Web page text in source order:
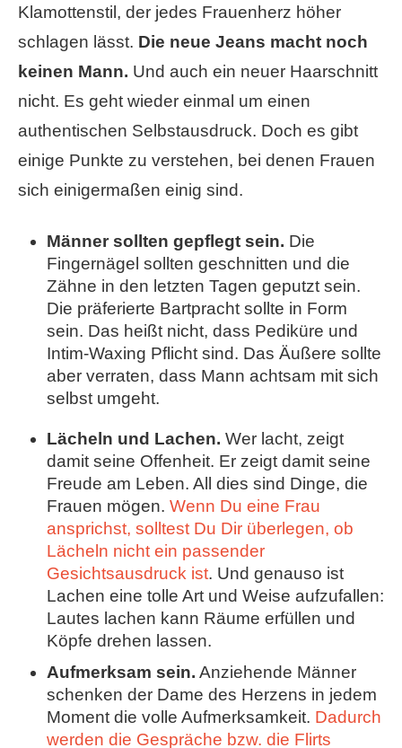
Klamottenstil, der jedes Frauenherz höher
schlagen lässt. Die neue Jeans macht noch
keinen Mann. Und auch ein neuer Haarschnitt
nicht. Es geht wieder einmal um einen
authentischen Selbstausdruck. Doch es gibt
einige Punkte zu verstehen, bei denen Frauen
sich einigermaßen einig sind.
Männer sollten gepflegt sein. Die
Fingernägel sollten geschnitten und die
Zähne in den letzten Tagen geputzt sein.
Die präferierte Bartpracht sollte in Form
sein. Das heißt nicht, dass Pediküre und
Intim-Waxing Pflicht sind. Das Äußere sollte
aber verraten, dass Mann achtsam mit sich
selbst umgeht.
Lächeln und Lachen. Wer lacht, zeigt
damit seine Offenheit. Er zeigt damit seine
Freude am Leben. All dies sind Dinge, die
Frauen mögen. Wenn Du eine Frau
ansprichst, solltest Du Dir überlegen, ob
Lächeln nicht ein passender
Gesichtsausdruck ist. Und genauso ist
Lachen eine tolle Art und Weise aufzufallen:
Lautes lachen kann Räume erfüllen und
Köpfe drehen lassen.
Aufmerksam sein. Anziehende Männer
schenken der Dame des Herzens in jedem
Moment die volle Aufmerksamkeit. Dadurch
werden die Gespräche bzw. die Flirts